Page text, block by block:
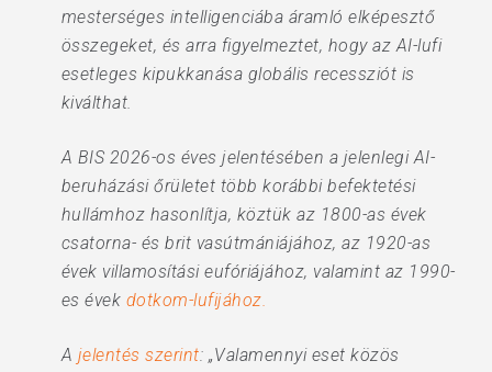
mesterséges intelligenciába áramló elképesztő
összegeket, és arra figyelmeztet, hogy az AI-lufi
esetleges kipukkanása globális recessziót is
kiválthat.
A BIS 2026-os éves jelentésében a jelenlegi AI-
beruházási őrületet több korábbi befektetési
hullámhoz hasonlítja, köztük az 1800-as évek
csatorna- és brit vasútmániájához, az 1920-as
évek villamosítási eufóriájához, valamint az 1990-
es évek dotkom-lufijához.
A jelentés szerint: „Valamennyi eset közös